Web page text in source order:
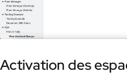
Activation des